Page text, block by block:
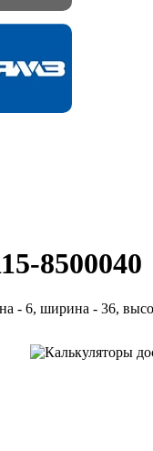
8500040
- 6, ширина - 36,